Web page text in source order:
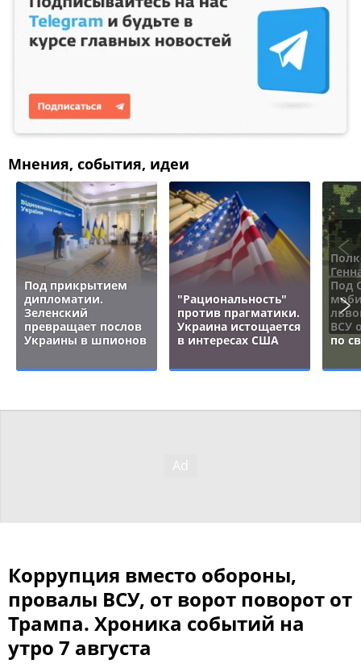
Мнения, события, идеи
Под прикрытием
дипломатии.
Зеленский
превращает послов
Украины в шпионов
"Рациональность"
против прагматики.
Украина истощается
в интересах США
Под
ВСУ
по
Коррупция вместо обороны,
провалы ВСУ, от ворот поворот от
Трампа. Хроника событий на
утро 7 августа